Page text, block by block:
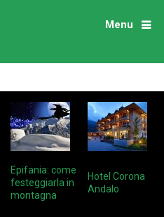
Menu
Epifania: come
festeggiarla in
montagna
Hotel Corona
Andalo